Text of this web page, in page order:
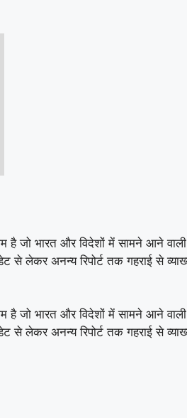
जो भारत और विदेशों में सामने आने
लेकर अनन्य रिपोर्ट तक गहराई से
जो भारत और विदेशों में सामने आने
लेकर अनन्य रिपोर्ट तक गहराई से